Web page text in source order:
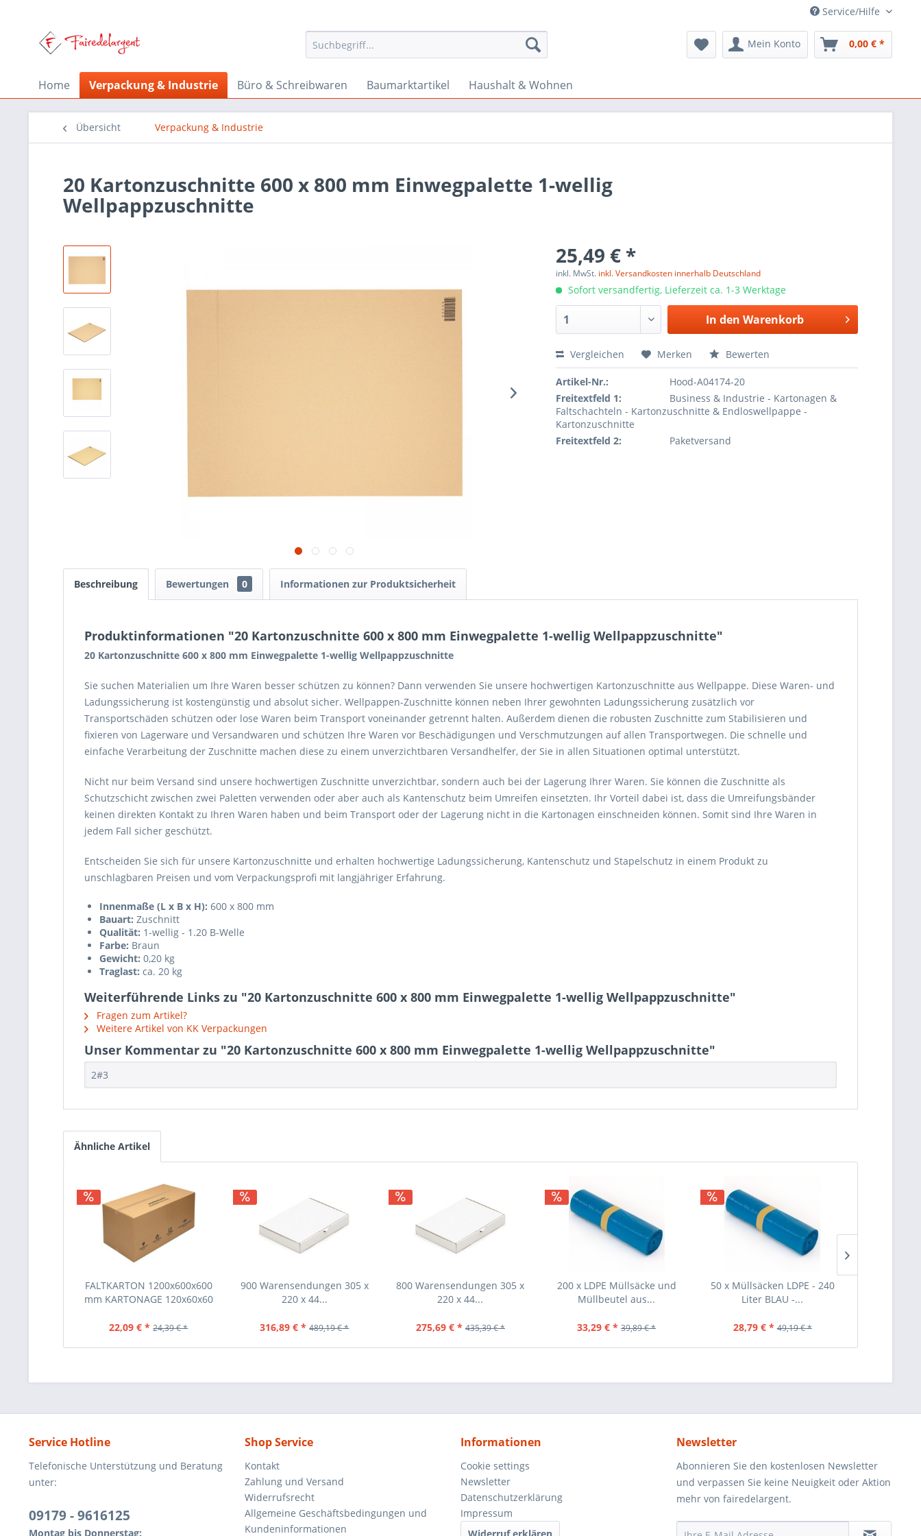
Service/Hilfe
Mein Konto 0,00 € *
Home Verpackung & Industrie Büro & Schreibwaren Baumarktartikel Haushalt & Wohnen
Übersicht Verpackung & Industrie
20 Kartonzuschnitte 600 x 800 mm Einwegpalette 1-wellig
Wellpappzuschnitte
25,49 € *
inkl. MwSt. inkl. Versandkosten innerhalb Deutschland
Sofort versandfertig, Lieferzeit ca. 1-3 Werktage
In den Warenkorb
Vergleichen Merken Bewerten
Artikel-Nr.:
Hood-A04174-20
Freitextfeld 1:
Business & Industrie - Kartonagen &
Faltschachteln - Kartonzuschnitte & Endloswellpappe -
Kartonzuschnitte
Freitextfeld 2:
Paketversand
Beschreibung Bewertungen 0 Informationen zur Produktsicherheit
Produktinformationen "20 Kartonzuschnitte 600 x 800 mm Einwegpalette 1-wellig Wellpappzuschnitte"
20 Kartonzuschnitte 600 x 800 mm Einwegpalette 1-wellig Wellpappzuschnitte
Sie suchen Materialien um Ihre Waren besser schützen zu können? Dann verwenden Sie unsere hochwertigen Kartonzuschnitte aus Wellpappe. Diese Waren- und
Ladungssicherung ist kostengünstig und absolut sicher. Wellpappen-Zuschnitte können neben Ihrer gewohnten Ladungssicherung zusätzlich vor
Transportschäden schützen oder lose Waren beim Transport voneinander getrennt halten. Außerdem dienen die robusten Zuschnitte zum Stabilisieren und
fixieren von Lagerware und Versandwaren und schützen Ihre Waren vor Beschädigungen und Verschmutzungen auf allen Transportwegen. Die schnelle und
einfache Verarbeitung der Zuschnitte machen diese zu einem unverzichtbaren Versandhelfer, der Sie in allen Situationen optimal unterstützt.
Nicht nur beim Versand sind unsere hochwertigen Zuschnitte unverzichtbar, sondern auch bei der Lagerung Ihrer Waren. Sie können die Zuschnitte als
Schutzschicht zwischen zwei Paletten verwenden oder aber auch als Kantenschutz beim Umreifen einsetzten. Ihr Vorteil dabei ist, dass die Umreifungsbänder
keinen direkten Kontakt zu Ihren Waren haben und beim Transport oder der Lagerung nicht in die Kartonagen einschneiden können. Somit sind Ihre Waren in
jedem Fall sicher geschützt.
Entscheiden Sie sich für unsere Kartonzuschnitte und erhalten hochwertige Ladungssicherung, Kantenschutz und Stapelschutz in einem Produkt zu
unschlagbaren Preisen und vom Verpackungsprofi mit langjähriger Erfahrung.
Innenmaße (L x B x H): 600 x 800 mm
Bauart: Zuschnitt
Qualität: 1-wellig - 1.20 B-Welle
Farbe: Braun
Gewicht: 0,20 kg
Traglast: ca. 20 kg
Weiterführende Links zu "20 Kartonzuschnitte 600 x 800 mm Einwegpalette 1-wellig Wellpappzuschnitte"
Fragen zum Artikel?
Weitere Artikel von KK Verpackungen
Unser Kommentar zu "20 Kartonzuschnitte 600 x 800 mm Einwegpalette 1-wellig Wellpappzuschnitte"
2#3
Ähnliche Artikel
FALTKARTON 1200x600x600
mm KARTONAGE 120x60x60
22,09 € * 24,39 € *
900 Warensendungen 305 x
220 x 44...
316,89 € * 489,19 € *
800 Warensendungen 305 x
220 x 44...
275,69 € * 435,39 € *
200 x LDPE Müllsäcke und
Müllbeutel aus...
33,29 € * 39,89 € *
50 x Müllsäcken LDPE - 240
Liter BLAU -...
28,79 € * 49,19 € *
Service Hotline
Telefonische Unterstützung und Beratung
unter:
09179 - 9616125
Montag bis Donnerstag:
Shop Service
Kontakt
Zahlung und Versand
Widerrufsrecht
Allgemeine Geschäftsbedingungen und
Kundeninformationen
Informationen
Cookie settings
Newsletter
Datenschutzerklärung
Impressum
Newsletter
Abonnieren Sie den kostenlosen Newsletter
und verpassen Sie keine Neuigkeit oder Aktion
mehr von fairedelargent.